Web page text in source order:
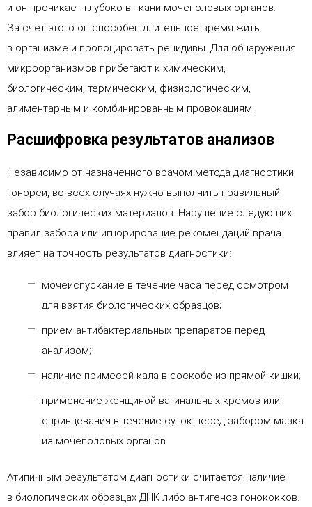
и он проникает глубоко в ткани мочеполовых органов.
За счет этого он способен длительное время жить
в организме и провоцировать рецидивы. Для обнаружения
микроорганизмов прибегают к химическим,
биологическим, термическим, физиологическим,
алиментарным и комбинированным провокациям.
Расшифровка результатов анализов
Независимо от назначенного врачом метода диагностики
гонореи, во всех случаях нужно выполнить правильный
забор биологических материалов. Нарушение следующих
правил забора или игнорирование рекомендаций врача
влияет на точность результатов диагностики:
мочеиспускание в течение часа перед осмотром
для взятия биологических образцов;
прием антибактериальных препаратов перед
анализом;
наличие примесей кала в соскобе из прямой кишки;
применение женщиной вагинальных кремов или
спринцевания в течение суток перед забором мазка
из мочеполовых органов.
Атипичным результатом диагностики считается наличие
в биологических образцах ДНК либо антигенов гонококков.